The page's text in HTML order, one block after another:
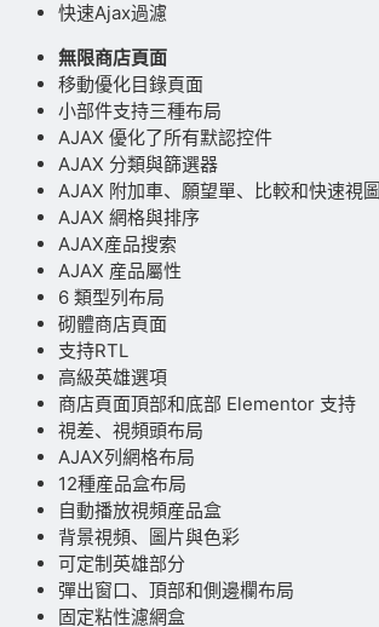
快速Ajax過濾
無限商店頁面
移動優化目錄頁面
小部件支持三種布局
AJAX 優化了所有默認控件
AJAX 分類與篩選器
AJAX 附加車、願望單、比較和快速視圖
AJAX 網格與排序
AJAX産品搜索
AJAX 産品屬性
6 類型列布局
砌體商店頁面
支持RTL
高級英雄選項
商店頁面頂部和底部 Elementor 支持
視差、視頻頭布局
AJAX列網格布局
12種産品盒布局
自動播放視頻産品盒
背景視頻、圖片與色彩
可定制英雄部分
彈出窗口、頂部和側邊欄布局
固定粘性濾網盒